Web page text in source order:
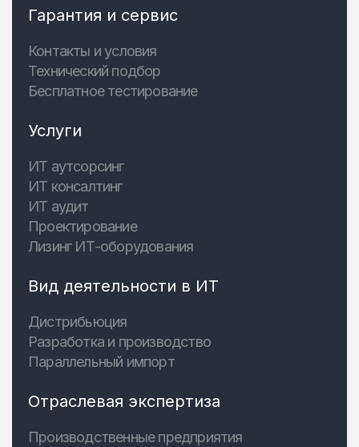
Гарантия и сервис
Контакты и условия
Технический подбор
Бесплатное тестирование
Услуги
ИТ аутсорсинг
ИТ консалтинг
ИТ аудит
Проектирование
Лизинг ИТ-оборудования
Вид деятельности в ИТ
Дистрибьюция
Разработка и производство
Параллельный импорт
Отраслевая экспертиза
Производственные предприятия